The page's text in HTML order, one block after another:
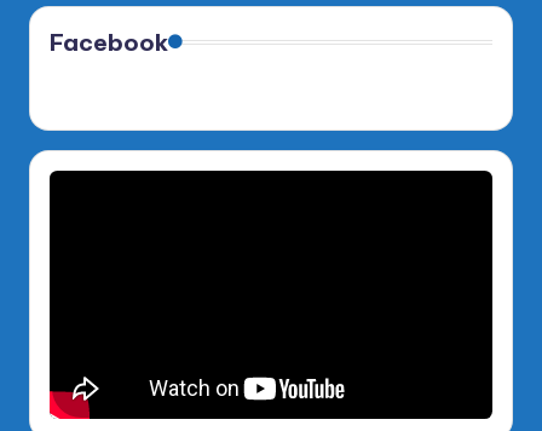
Facebook